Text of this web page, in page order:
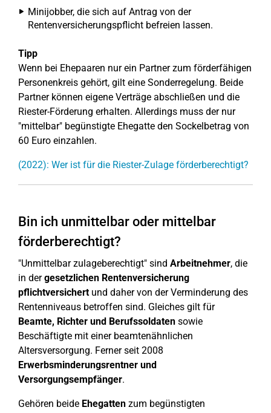
Minijobber, die sich auf Antrag von der
Rentenversicherungspflicht befreien lassen.
Tipp
Wenn bei Ehepaaren nur ein Partner zum förderfähigen
Personenkreis gehört, gilt eine Sonderregelung. Beide
Partner können eigene Verträge abschließen und die
Riester-Förderung erhalten. Allerdings muss der nur
"mittelbar" begünstigte Ehegatte den Sockelbetrag von
60 Euro einzahlen.
(2022): Wer ist für die Riester-Zulage förderberechtigt?
Bin ich unmittelbar oder mittelbar
förderberechtigt?
"Unmittelbar zulageberechtigt" sind Arbeitnehmer, die
in dergesetzlichen Rentenversicherung
pflichtversichertund daher von der Verminderung des
Rentenniveaus betroffen sind. Gleiches gilt für
Beamte, Richter und Berufssoldaten sowie
Beschäftigte mit einer beamtenähnlichen
Altersversorgung. Ferner seit 2008
Erwerbsminderungsrentner und
Versorgungsempfänger.
Gehören beide Ehegatten zum begünstigten